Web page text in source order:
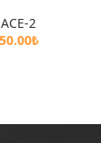
ACE-2
₺